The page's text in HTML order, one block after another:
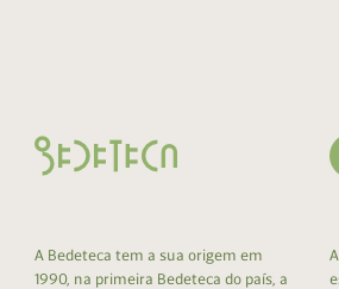
A Bedeteca tem a sua origem em
1990, na primeira Bedeteca do país, a